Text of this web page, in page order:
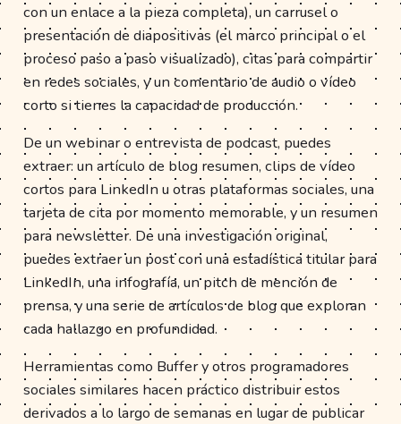
con un enlace a la pieza completa), un carrusel o
presentación de diapositivas (el marco principal o el
proceso paso a paso visualizado), citas para compartir
en redes sociales, y un comentario de audio o vídeo
corto si tienes la capacidad de producción.
De un webinar o entrevista de podcast, puedes
extraer: un artículo de blog resumen, clips de vídeo
cortos para LinkedIn u otras plataformas sociales, una
tarjeta de cita por momento memorable, y un resumen
para newsletter. De una investigación original,
puedes extraer un post con una estadística titular para
LinkedIn, una infografía, un pitch de mención de
prensa, y una serie de artículos de blog que exploran
cada hallazgo en profundidad.
Herramientas como Buffer y otros programadores
sociales similares hacen práctico distribuir estos
derivados a lo largo de semanas en lugar de publicar